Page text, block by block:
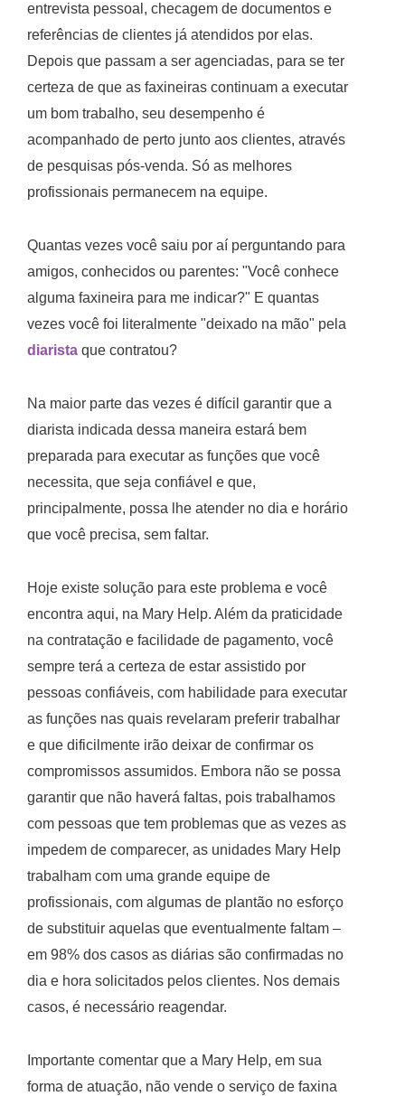
entrevista pessoal, checagem de documentos e
referências de clientes já atendidos por elas.
Depois que passam a ser agenciadas, para se ter
certeza de que as faxineiras continuam a executar
um bom trabalho, seu desempenho é
acompanhado de perto junto aos clientes, através
de pesquisas pós-venda. Só as melhores
profissionais permanecem na equipe.
Quantas vezes você saiu por aí perguntando para
amigos, conhecidos ou parentes: "Você conhece
alguma faxineira para me indicar?" E quantas
vezes você foi literalmente "deixado na mão" pela
diarista que contratou?
Na maior parte das vezes é difícil garantir que a
diarista indicada dessa maneira estará bem
preparada para executar as funções que você
necessita, que seja confiável e que,
principalmente, possa lhe atender no dia e horário
que você precisa, sem faltar.
Hoje existe solução para este problema e você
encontra aqui, na Mary Help. Além da praticidade
na contratação e facilidade de pagamento, você
sempre terá a certeza de estar assistido por
pessoas confiáveis, com habilidade para executar
as funções nas quais revelaram preferir trabalhar
e que dificilmente irão deixar de confirmar os
compromissos assumidos. Embora não se possa
garantir que não haverá faltas, pois trabalhamos
com pessoas que tem problemas que as vezes as
impedem de comparecer, as unidades Mary Help
trabalham com uma grande equipe de
profissionais, com algumas de plantão no esforço
de substituir aquelas que eventualmente faltam –
em 98% dos casos as diárias são confirmadas no
dia e hora solicitados pelos clientes. Nos demais
casos, é necessário reagendar.
Importante comentar que a Mary Help, em sua
forma de atuação, não vende o serviço de faxina